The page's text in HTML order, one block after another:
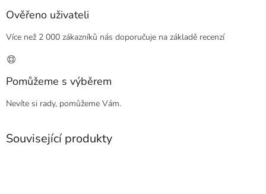
Ověřeno uživateli
Více než 2 000 zákazníků nás doporučuje na základě recenzí
Pomůžeme s výběrem
Nevíte si rady, pomůžeme Vám.
Související produkty